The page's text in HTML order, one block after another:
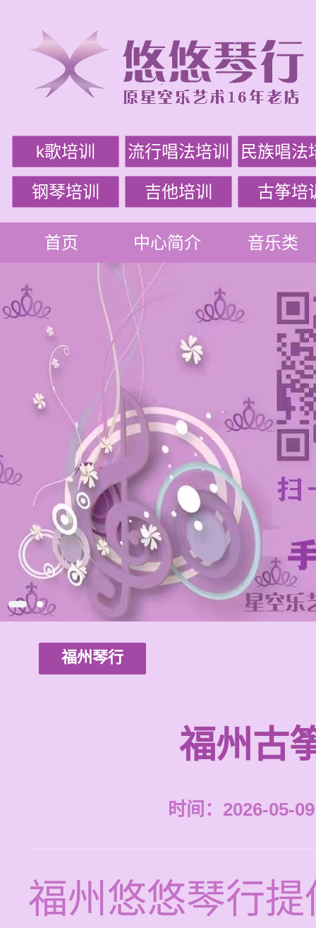
k歌培训 流行唱法培训 民族唱法
钢琴培训 吉他培训 古筝培
首页 中心简介 音乐类
福州琴行
福州古
时间：2026-05-
福州悠悠琴行